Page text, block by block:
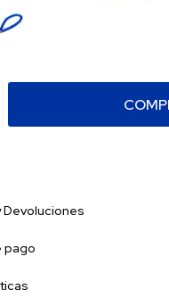
Devoluciones
pago